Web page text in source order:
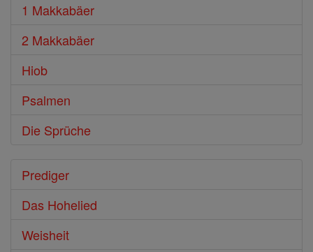
1 Makkabäer
2 Makkabäer
Hiob
Psalmen
Die Sprüche
Prediger
Das Hohelied
Weisheit